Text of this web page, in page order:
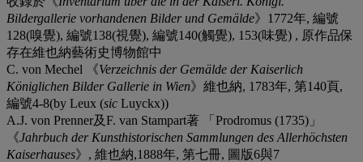
Bildergallerie vorhandenen Bilder und Gemälde》1772年, 編號
128(嗅覺), 編號138(視覺), 編號140(觸覺), 153(味覺) , 原作品保
存在維也納藝術史博物館中
C. von Mechel 《Verzeichnis der Gemälde der Kaiserlich
Königlichen Bilder Gallerie in Wien》維也納, 1783年, 第140頁,
編號4-8(by Leux (sic Luyckx))
A.J. von Prenner及F. van Stampart著 「Prodromus (1735)」
《Jahrbuch der Kunsthistorischen Sammlungen des Allerhöchsten
Kaiserhauses》, 維也納,1888年, 第七冊, 圖版6與7